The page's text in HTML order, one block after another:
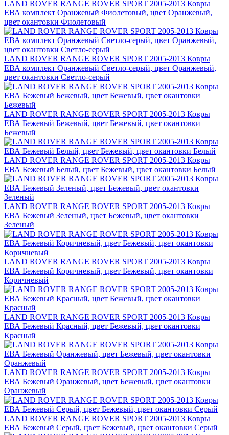
LAND ROVER RANGE ROVER SPORT 2005-2013 Ковры
ЕВА комплект Оранжевый Фиолетовый, цвет Оранжевый,
цвет окантовки Фиолетовый
LAND ROVER RANGE ROVER SPORT 2005-2013 Ковры
ЕВА комплект Оранжевый Светло-серый, цвет Оранжевый,
цвет окантовки Светло-серый
LAND ROVER RANGE ROVER SPORT 2005-2013 Ковры
ЕВА Бежевый Бежевый, цвет Бежевый, цвет окантовки
Бежевый
LAND ROVER RANGE ROVER SPORT 2005-2013 Ковры
ЕВА Бежевый Белый, цвет Бежевый, цвет окантовки Белый
LAND ROVER RANGE ROVER SPORT 2005-2013 Ковры
ЕВА Бежевый Зеленый, цвет Бежевый, цвет окантовки
Зеленый
LAND ROVER RANGE ROVER SPORT 2005-2013 Ковры
ЕВА Бежевый Коричневый, цвет Бежевый, цвет окантовки
Коричневый
LAND ROVER RANGE ROVER SPORT 2005-2013 Ковры
ЕВА Бежевый Красный, цвет Бежевый, цвет окантовки
Красный
LAND ROVER RANGE ROVER SPORT 2005-2013 Ковры
ЕВА Бежевый Оранжевый, цвет Бежевый, цвет окантовки
Оранжевый
LAND ROVER RANGE ROVER SPORT 2005-2013 Ковры
ЕВА Бежевый Серый, цвет Бежевый, цвет окантовки Серый